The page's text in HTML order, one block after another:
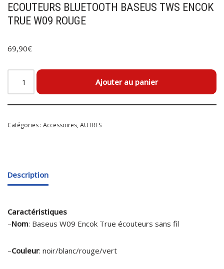
ECOUTEURS BLUETOOTH BASEUS TWS ENCOK
TRUE W09 ROUGE
69,90€
Ajouter au panier
Catégories : Accessoires,AUTRES
Description
Caractéristiques
–Nom: Baseus W09 Encok True écouteurs sans fil
–Couleur: noir/blanc/rouge/vert